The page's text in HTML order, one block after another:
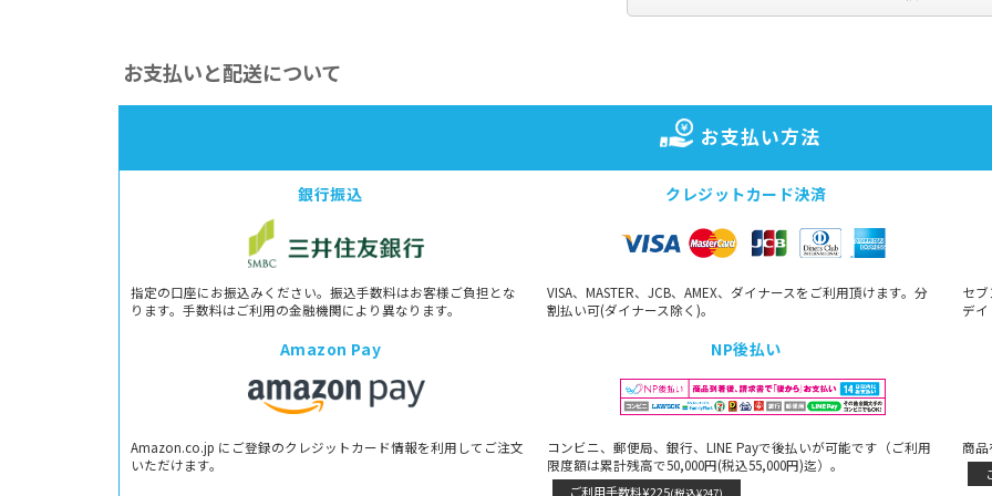
お支払いと配送について
お支払い方法
銀行振込
指定の口座にお振込みください。振込手数料はお客様ご負担とな
ります。手数料はご利用の金融機関により異なります。
クレジットカード決済
VISA、MASTER、JCB、AMEX、ダイナースをご利用頂けます。分
割払い可(ダイナース除く)。
セ
デ
Amazon Pay
Amazon.co.jp にご登録のクレジットカード情報を利用してご注文
いただけます。
NP後払い
コンビニ、郵便局、銀行、LINE Payで後払いが可能です（ご利用
限度額は累計残高で50,000円(税込55,000円)迄）。
ご利用手数料¥225(税込¥247)
商品